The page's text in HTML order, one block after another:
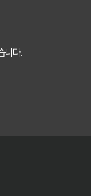
는 최적의 플랜 찾기
방법
5가지
벽 가이드
니다.